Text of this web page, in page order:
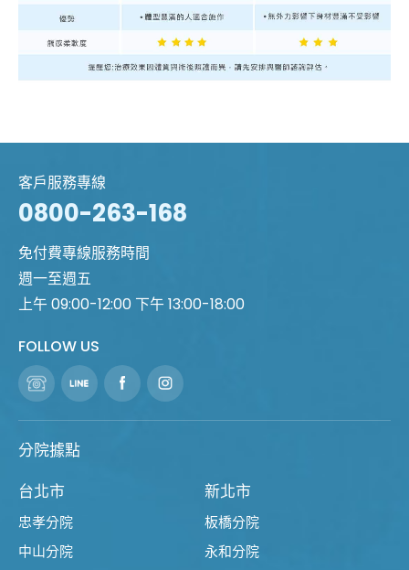
客戶服務專線
0800-263-168
免付費專線服務時間
週一至週五
上午 09:00-12:00 下午 13:00-18:00
FOLLOW US
分院據點
台北市
忠孝分院
中山分院
新北市
板橋分院
永和分院